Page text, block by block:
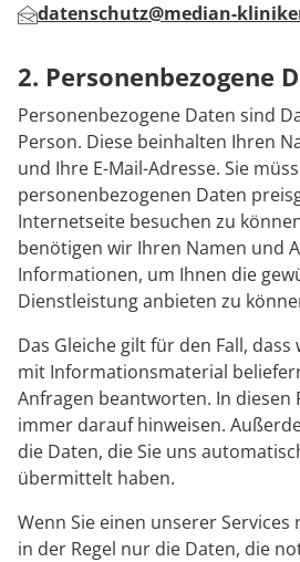
datenschutz@median-
2. Personenbezogene
Personenbezogene Daten sind
Person. Diese beinhalten Ihren
und Ihre E-Mail-Adresse. Sie
personenbezogenen Daten
Internetseite besuchen zu
benötigen wir Ihren Namen und
Informationen, um Ihnen die
Dienstleistung anbieten zu
Das Gleiche gilt für den Fall, dass
mit Informationsmaterial
Anfragen beantworten. In diesen
immer darauf hinweisen.
die Daten, die Sie uns
übermittelt haben.
Wenn Sie einen unserer
in der Regel nur die Daten, die